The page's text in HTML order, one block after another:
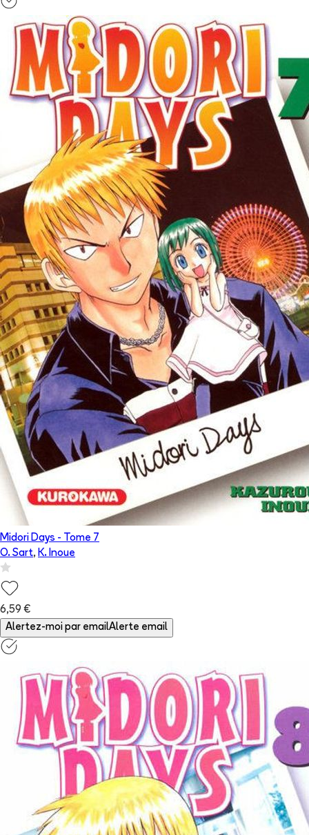
Midori Days - Tome 7
O. Sart, K. Inoue
6,59 €
Alertez-moi par emailAlerte email